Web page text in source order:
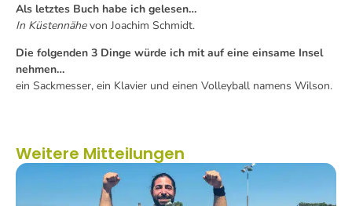
Als letztes Buch habe ich gelesen…
In Küstennähevon Joachim Schmidt.
Die folgenden 3 Dinge würde ich mit auf eine einsame Insel
nehmen…
ein Sackmesser, ein Klavier und einen Volleyball namens Wilson.
Weitere Mitteilungen